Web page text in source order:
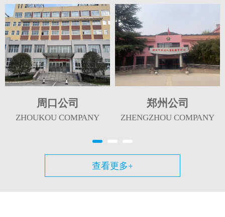
周口公司
ZHOUKOU COMPANY
郑州公司
ZHENGZHOU COMPANY
查看更多+